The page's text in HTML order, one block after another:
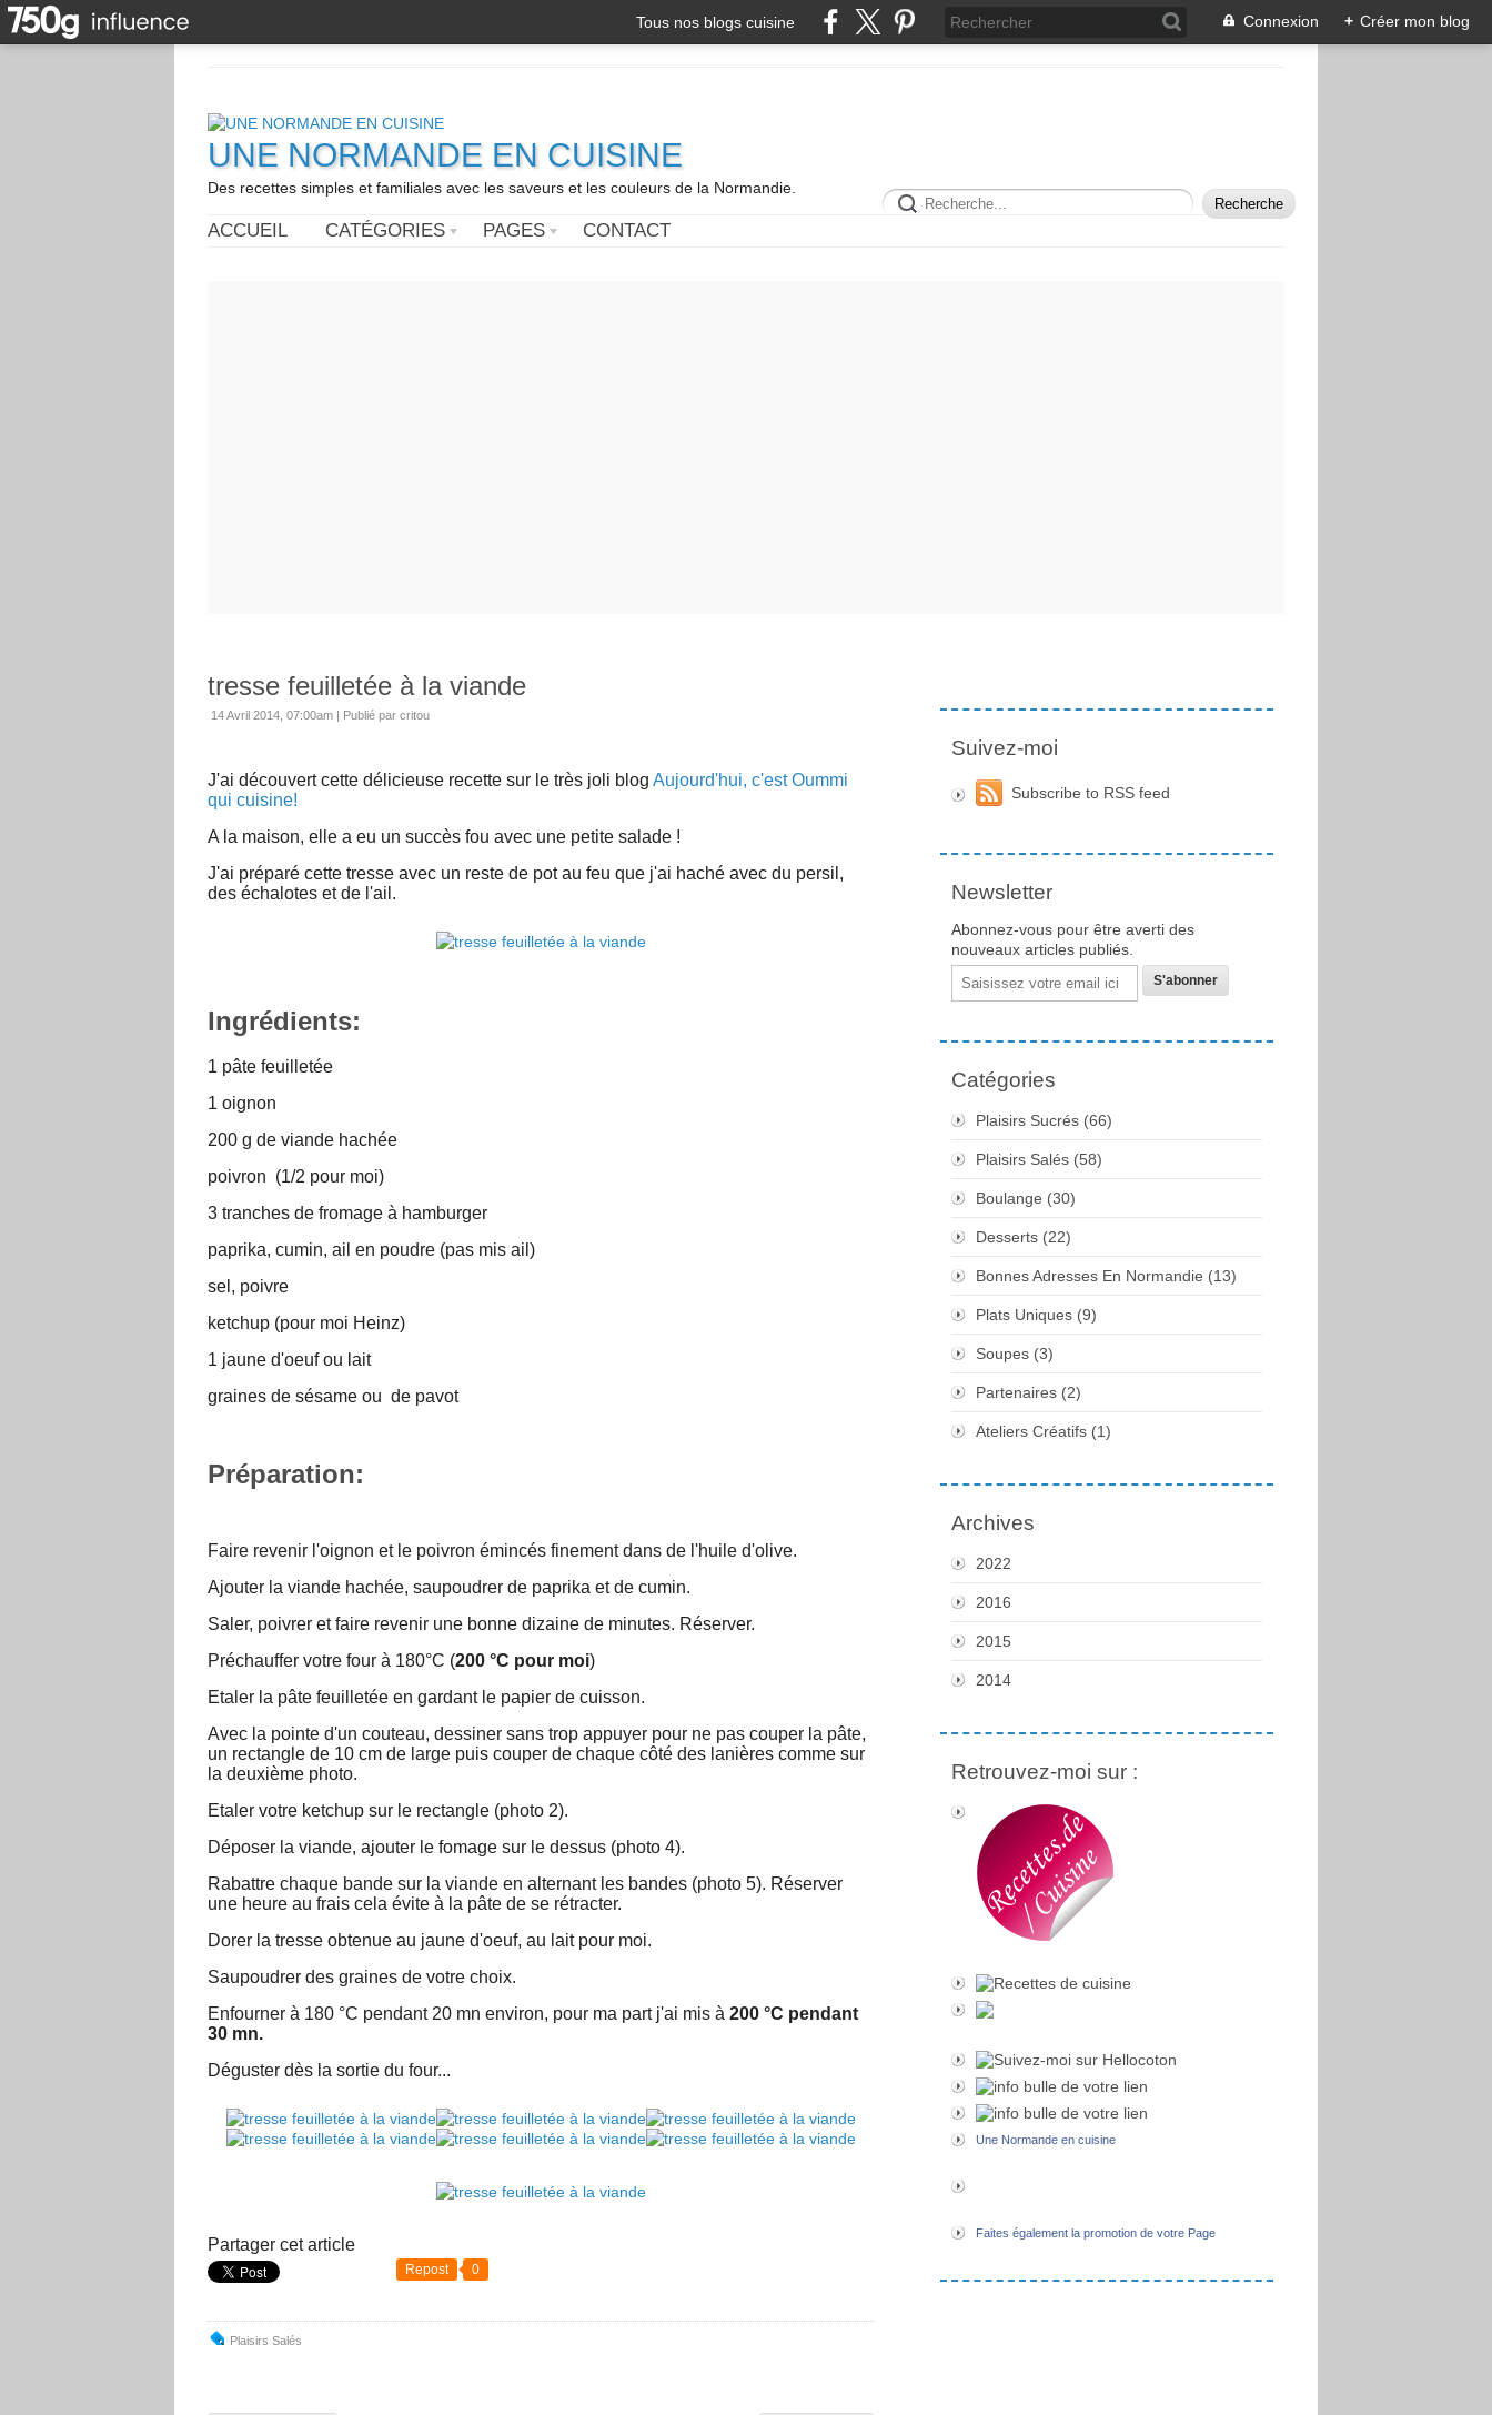
Tous nos blogs cuisine Connexion + Créer mon blog
UNE NORMANDE EN CUISINE
Des recettes simples et familiales avec les saveurs et les couleurs de la Normandie.
ACCUEIL CATÉGORIES PAGES CONTACT
tresse feuilletée à la viande
14 Avril 2014, 07:00am Publié par critou
J'ai découvert cette délicieuse recette sur le très joli blog Aujourd'hui, c'est Oummi
qui cuisine!
A la maison, elle a eu un succès fou avec une petite salade !
J'ai préparé cette tresse avec un reste de pot au feu que j'ai haché avec du persil,
des échalotes et de l'ail.
Ingrédients:
1 pâte feuilletée
1 oignon
200 g de viande hachée
poivron (1/2 pour moi)
3 tranches de fromage à hamburger
paprika, cumin, ail en poudre (pas mis ail)
sel, poivre
ketchup (pour moi Heinz)
1 jaune d'oeuf ou lait
graines de sésame ou de pavot
Préparation:
Faire revenir l'oignon et le poivron émincés finement dans de l'huile d'olive.
Ajouter la viande hachée, saupoudrer de paprika et de cumin.
Saler, poivrer et faire revenir une bonne dizaine de minutes. Réserver.
Préchauffer votre four à 180°C (200 °C pour moi)
Etaler la pâte feuilletée en gardant le papier de cuisson.
Avec la pointe d'un couteau, dessiner sans trop appuyer pour ne pas couper la pâte,
un rectangle de 10 cm de large puis couper de chaque côté des lanières comme sur
la deuxième photo.
Etaler votre ketchup sur le rectangle (photo 2).
Déposer la viande, ajouter le fomage sur le dessus (photo 4).
Rabattre chaque bande sur la viande en alternant les bandes (photo 5). Réserver
une heure au frais cela évite à la pâte de se rétracter.
Dorer la tresse obtenue au jaune d'oeuf, au lait pour moi.
Saupoudrer des graines de votre choix.
Enfourner à 180 °C pendant 20 mn environ, pour ma part j'ai mis à 200 °C pendant
30 mn.
Déguster dès la sortie du four...
Partager cet article
Repost 0
Plaisirs Salés
Suivez-moi
Subscribe to RSS feed
Newsletter
Abonnez-vous pour être averti des
nouveaux articles publiés.
Email
Catégories
Plaisirs Sucrés (66)
Plaisirs Salés (58)
Boulange (30)
Desserts (22)
Bonnes Adresses En Normandie (13)
Plats Uniques (9)
Soupes (3)
Partenaires (2)
Ateliers Créatifs (1)
Archives
2022
2016
2015
2014
Retrouvez-moi sur :
Une Normande en cuisine
Faites également la promotion de votre Page